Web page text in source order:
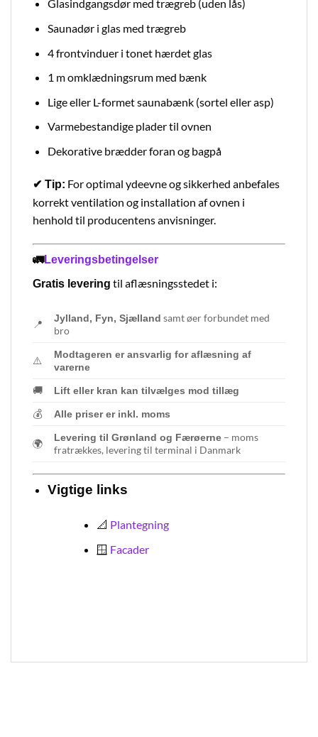
Glasindgangsdør med trægreb (uden lås)
Saunadør i glas med trægreb
4 frontvinduer i tonet hærdet glas
1 m omklædningsrum med bænk
Lige eller L-formet saunabænk (sortel eller asp)
Varmebestandige plader til ovnen
Dekorative brædder foran og bagpå
✔ Tip: For optimal ydeevne og sikkerhed anbefales
korrekt ventilation og installation af ovnen i
henhold til producentens anvisninger.
🚛Leveringsbetingelser
Gratis levering til aflæsningsstedet i:
📍 Jylland, Fyn, Sjælland samt øer forbundet med
bro
⚠️
Modtageren er ansvarlig for aflæsning af
varerne
🚚 Lift eller kran kan tilvælges mod tillæg
💰 Alle priser er inkl. moms
🌍 Levering til Grønland og Færøerne – moms
fratrækkes, levering til terminal i Danmark
Vigtige links
📐 Plantegning
🪟 Facader